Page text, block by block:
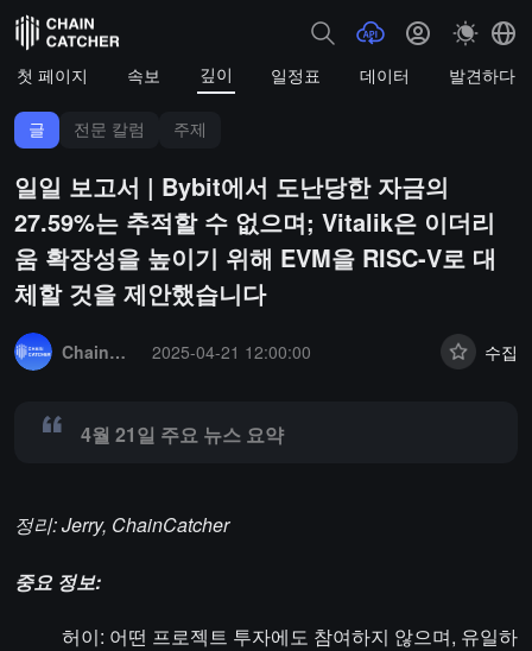
첫 페이지 속보 깊이 일정표 데이터 발견하다
글 전문 칼럼 주제
일일 보고서 | Bybit에서 도난당한 자금의
27.59%는 추적할 수 없으며; Vitalik은 이더리
움 확장성을 높이기 위해 EVM을 RISC-V로 대
체할 것을 제안했습니다
ChainCatcher 선정
2025-04-21 12:00:00 수집
4월 21일 주요 뉴스 요약
정리: Jerry, ChainCatcher
중요 정보:
허이: 어떤 프로젝트 투자에도 참여하지 않으며, 유일하